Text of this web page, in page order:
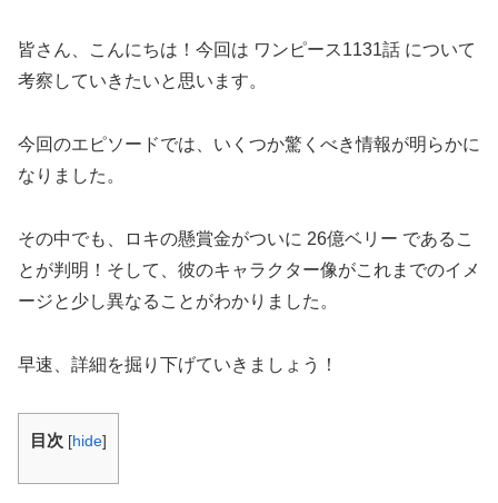
皆さん、こんにちは！今回は ワンピース1131話 について
考察していきたいと思います。
今回のエピソードでは、いくつか驚くべき情報が明らかに
なりました。
その中でも、ロキの懸賞金がついに 26億ベリー であるこ
とが判明！そして、彼のキャラクター像がこれまでのイメ
ージと少し異なることがわかりました。
早速、詳細を掘り下げていきましょう！
目次 [hide]